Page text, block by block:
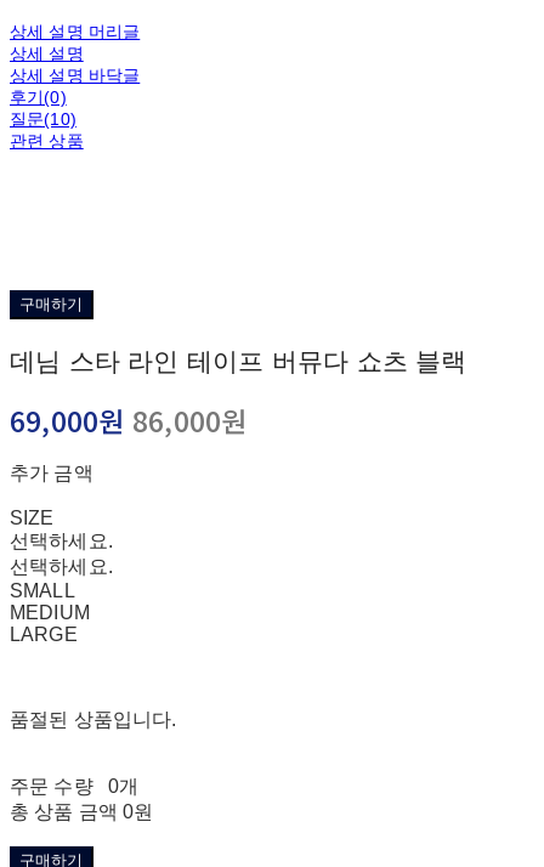
상세 설명 머리글
상세 설명
상세 설명 바닥글
후기(0)
질문(10)
관련 상품
구매하기
데님 스타 라인 테이프 버뮤다 쇼츠 블랙
69,000원 86,000원
추가 금액
SIZE
선택하세요.
선택하세요.
SMALL
MEDIUM
LARGE
품절된 상품입니다.
주문 수량
0개
총 상품 금액 0원
구매하기